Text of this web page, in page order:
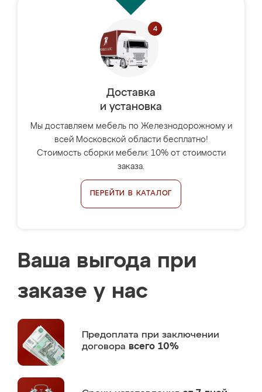
Доставка
и установка
Мы доставляем мебель по Железнодорожному и
всей Московской области бесплатно!
Стоимость сборки мебели: 10% от стоимости
заказа.
ПЕРЕЙТИ В КАТАЛОГ
Ваша выгода при
заказе у нас
Предоплата при заключении
договора всего 10%